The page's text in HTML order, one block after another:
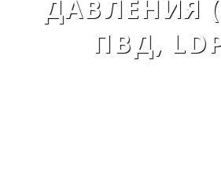
ДАВЛЕНИЯ
ПВД,